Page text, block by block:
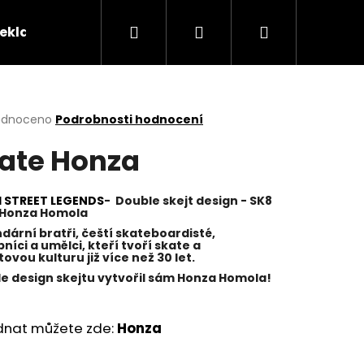
řád Kontakty Tabulka velikostí
Hledat PřihlášeníNákupní
Podrobnosti hodnocení
Honza
LEGENDS- Double skejt design - SK8
Homola
bratři, čeští skateboardisté,
a umělci, kteří tvoří skate a
kulturu již více než 30 let.
design skejtu vytvořil sám Honza Homola!
můžete zde: Honza
ČERNÉ